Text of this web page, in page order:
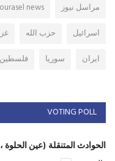
مراسل نيوز news
اسرائيل
حزب الله
ايران
سوريا فلسطين
VOTING POLL
الحوادث المتنقلة (عين الحلوة